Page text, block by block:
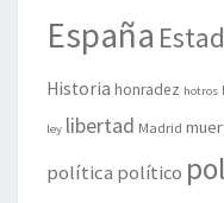
España
Historia honradez hotros
ley libertad Madrid
política político